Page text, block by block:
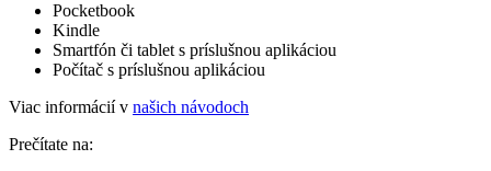
Pocketbook
Kindle
Smartfón či tablet s príslušnou aplikáciou
Počítač s príslušnou aplikáciou
Viac informácií v našich návodoch
Prečítate na: